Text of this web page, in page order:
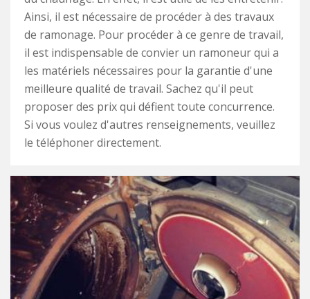
Ainsi, il est nécessaire de procéder à des travaux
de ramonage. Pour procéder à ce genre de travail,
il est indispensable de convier un ramoneur qui a
les matériels nécessaires pour la garantie d'une
meilleure qualité de travail. Sachez qu'il peut
proposer des prix qui défient toute concurrence.
Si vous voulez d'autres renseignements, veuillez
le téléphoner directement.